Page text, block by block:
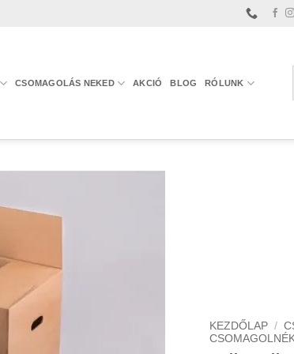
CSOMAGOLÁS NEKED AKCIÓ BLOG RÓLUNK
KEZDŐLAP /